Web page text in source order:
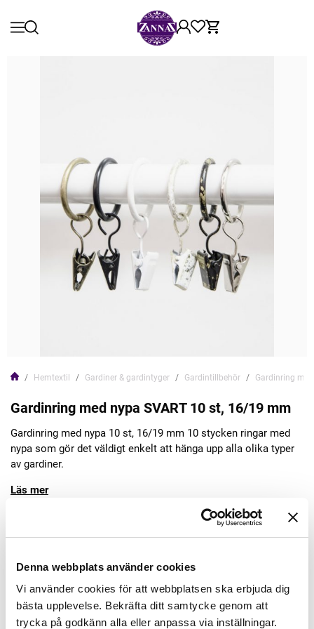
Denna webbplats använder cookies
Vi använder cookies för att webbplatsen ska erbjuda dig
bästa upplevelse. Bekräfta ditt samtycke genom att
trycka på godkänn alla eller anpassa via inställningar.
Hemtextil Gardiner & gardintyger Gardintillbehör Gardinring
Gardinring med nypa SVART 10 st, 16/19 mm
Gardinring med nypa 10 st, 16/19 mm 10 stycken ringar med
nypa som gör det väldigt enkelt att hänga upp alla olika typer
av gardiner.
Läs mer
Lägg till varukorgen
Finns i lager